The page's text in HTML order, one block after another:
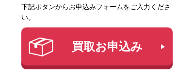
下記ボタンからお申込みフォームをご入力くださ
い。
買取お申込み